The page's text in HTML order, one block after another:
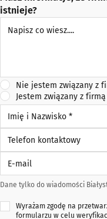
istnieje?
Nie jestem związany z
Jestem związany z firmą
Imię i Nazwisko *
Telefon kontaktowy
Dane tylko do wiadomości
Wyrażam zgodę na
formularzu w celu